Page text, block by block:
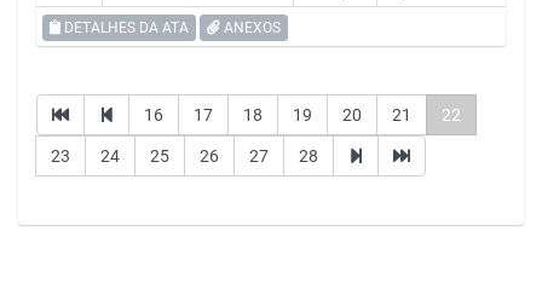
DETALHES DA ATA ANEXOS
16 17 18 19 20 21 22
23 24 25 26 27 28